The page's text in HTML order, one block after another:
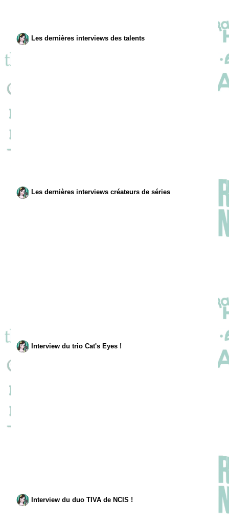
Les dernières interviews des talents
Les dernières interviews créateurs de séries
Interview du trio Cat's Eyes !
Interview du duo TIVA de NCIS !